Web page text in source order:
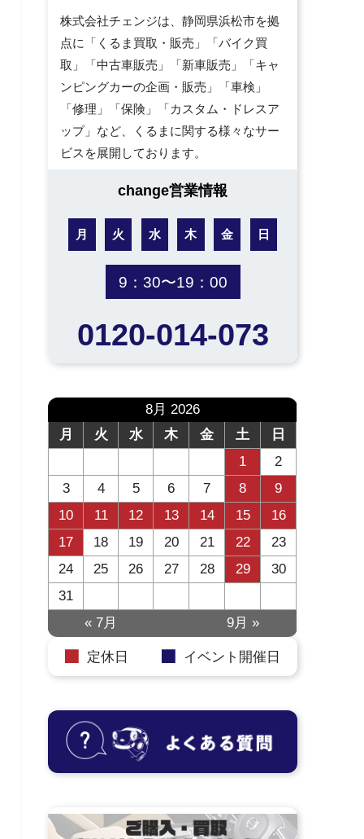
株式会社チェンジは、静岡県浜松市を拠
点に「くるま買取・販売」「バイク買
取」「中古車販売」「新車販売」「キャ
ンピングカーの企画・販売」「車検」
「修理」「保険」「カスタム・ドレスア
ップ」など、くるまに関する様々なサー
ビスを展開しております。
change営業情報
月 火 水 木 金 日
9：30〜19：00
0120-014-073
8月 2026
月
火 水 木 金 土
日
1
2
3
4 5 6 7 8
9
10
11 12 13 14 15
16
17
18 19 20 21 22
23
24
25 26 27 28 29
30
31
« 7月
9月 »
定休日 イベント開催日